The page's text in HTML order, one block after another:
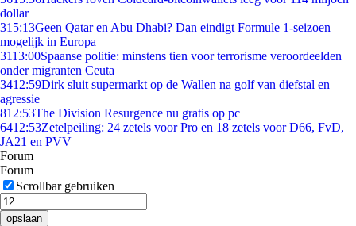
dollar
315:13Geen Qatar en Abu Dhabi? Dan eindigt Formule 1-seizoen
mogelijk in Europa
3113:00Spaanse politie: minstens tien voor terrorisme veroordeelden
onder migranten Ceuta
3412:59Dirk sluit supermarkt op de Wallen na golf van diefstal en
agressie
812:53The Division Resurgence nu gratis op pc
6412:53Zetelpeiling: 24 zetels voor Pro en 18 zetels voor D66, FvD,
JA21 en PVV
Forum
Forum
Scrollbar gebruiken
opslaan